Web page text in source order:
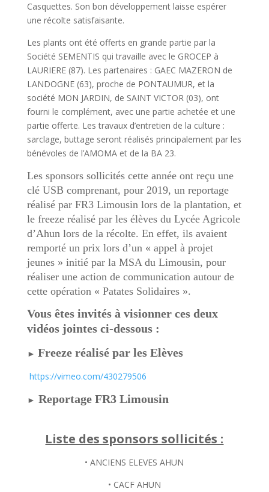
Casquettes. Son bon développement laisse espérer
une récolte satisfaisante.
Les plants ont été offerts en grande partie par la
Société SEMENTIS qui travaille avec le GROCEP à
LAURIERE (87). Les partenaires : GAEC MAZERON de
LANDOGNE (63), proche de PONTAUMUR, et la
société MON JARDIN, de SAINT VICTOR (03), ont
fourni le complément, avec une partie achetée et une
partie offerte. Les travaux d’entretien de la culture :
sarclage, buttage seront réalisés principalement par les
bénévoles de l’AMOMA et de la BA 23.
Les sponsors sollicités cette année ont reçu une
clé USB comprenant, pour 2019, un reportage
réalisé par FR3 Limousin lors de la plantation, et
le freeze réalisé par les élèves du Lycée Agricole
d’Ahun lors de la récolte. En effet, ils avaient
remporté un prix lors d’un « appel à projet
jeunes » initié par la MSA du Limousin, pour
réaliser une action de communication autour de
cette opération « Patates Solidaires ».
Vous êtes invités à visionner ces deux
vidéos jointes ci-dessous :
► Freeze réalisé par les Elèves
https://vimeo.com/430279506
► Reportage FR3 Limousin
Liste des sponsors sollicités :
• ANCIENS ELEVES AHUN
• CACF AHUN